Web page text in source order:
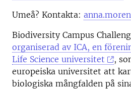
Umeå? Kontakta:
Biodiversity Campus
organiserad av ICA, en
Life Science universitet
,
europeiska universitet att
biologiska mångfalden på